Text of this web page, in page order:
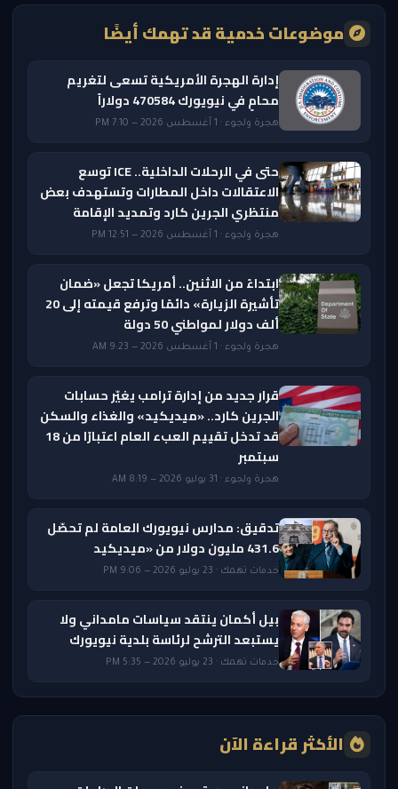
موضوعات خدمية قد تهمك أيضًا
إدارة الهجرة الأمريكية تسعى لتغريم
محامٍ في نيويورك 470584 دولاراً
هجرة ولجوء · 1 أغسطس 2026 — 7:10 PM
حتى في الرحلات الداخلية.. ICE توسع
الاعتقالات داخل المطارات وتستهدف بعض
منتظري الجرين كارد وتمديد الإقامة
هجرة ولجوء · 1 أغسطس 2026 — 12:51 PM
ابتداءً من الاثنين.. أمريكا تجعل «ضمان
تأشيرة الزيارة» دائمًا وترفع قيمته إلى 20
ألف دولار لمواطني 50 دولة
هجرة ولجوء · 1 أغسطس 2026 — 9:23 AM
قرار جديد من إدارة ترامب يغيّر حسابات
الجرين كارد.. «ميديكيد» والغذاء والسكن
قد تدخل تقييم العبء العام اعتبارًا من 18
سبتمبر
هجرة ولجوء · 31 يوليو 2026 — 8:19 AM
تدقيق: مدارس نيويورك العامة لم تحصّل
431.6 مليون دولار من «ميديكيد
خدمات تهمك · 23 يوليو 2026 — 9:06 PM
بيل أكمان ينتقد سياسات مامداني ولا
يستبعد الترشح لرئاسة بلدية نيويورك
خدمات تهمك · 23 يوليو 2026 — 5:35 PM
الأكثر قراءة الآن